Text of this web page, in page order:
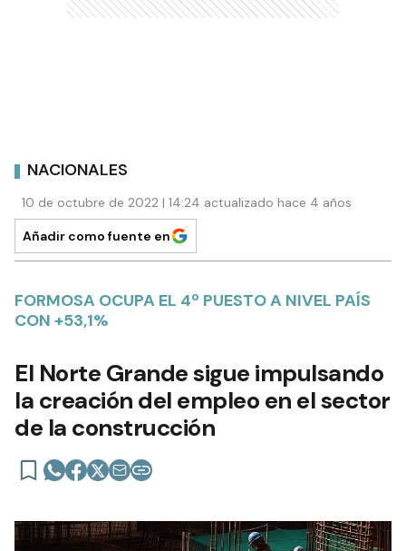
NACIONALES
10 de octubre de 2022 | 14:24 actualizado hace 4 años
Añadir como fuente en
FORMOSA OCUPA EL 4º PUESTO A NIVEL PAÍS
CON +53,1%
El Norte Grande sigue impulsando
la creación del empleo en el sector
de la construcción